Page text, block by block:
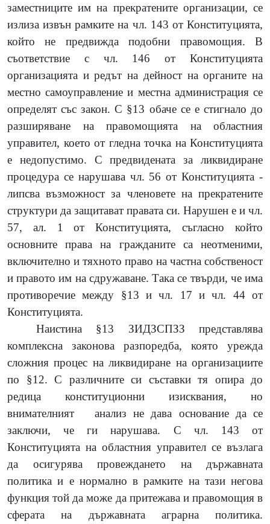
заместниците им на прекратените организации, се
излиза извън рамките на чл. 143 от Конституцията,
който не предвижда подобни правомощия. В
съответствие с чл. 146 от Конституцията
организацията и редът на дейност на органите на
местно самоуправление и местна администрация се
определят със закон. С §13 обаче се е стигнало до
разширяване на правомощията на областния
управител, което от гледна точка на Конституцията
е недопустимо. С предвидената за ликвидиране
процедура се нарушава чл. 56 от Конституцията -
липсва възможност за членовете на прекратените
структури да защитават правата си. Нарушен е и чл.
57, ал. 1 от Конституцията, съгласно който
основните права на гражданите са неотменими,
включително и тяхното право на частна собственост
и правото им на сдружаване. Така се твърди, че има
противоречие между §13 и чл. 17 и чл. 44 от
Конституцията.
Наистина §13 ЗИДЗСПЗЗ представлява
комплексна законова разпоредба, която урежда
сложния процес на ликвидиране на организациите
по §12. С различните си съставки тя опира до
редица конституционни изисквания, но
внимателният
анализ не дава основание да се
заключи, че ги нарушава. С чл. 143 от
Конституцията на областния управител се възлага
да осигурява провеждането на държавната
политика и е нормално в рамките на тази негова
функция той да може да притежава и правомощия в
сферата на държавната аграрна политика.